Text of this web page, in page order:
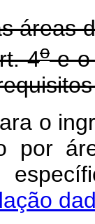
áreas
4oe o
o
por